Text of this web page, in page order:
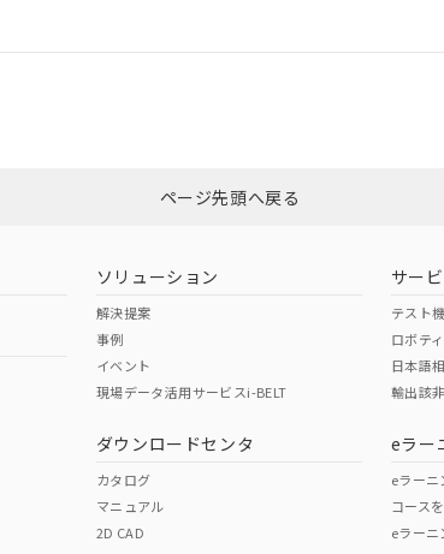
ダウンロードはこちら
（日本
（アメリカ
この製品の規格認
その他の認証はこちらのページ
ページ先頭へ戻る
ソリューション
解決提案
事例
イベント
現場データ活用サービスi-BELT
ダウンロードセンタ
カタログ
マニュアル
2D CAD
サー
テスト
ロボテ
日本語
輸出該
eラー
eラーニ
コース
eラーニ